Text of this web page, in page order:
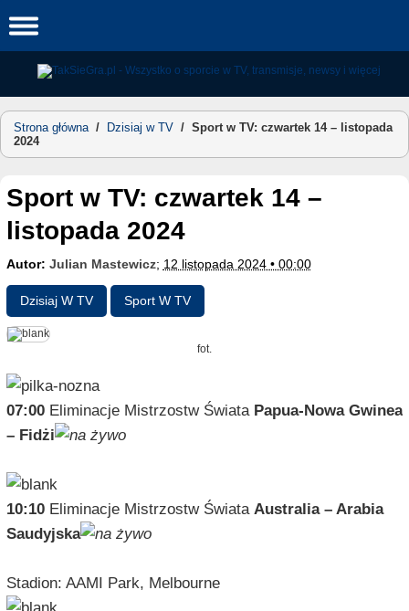
to
Strona główna/ Dzisiaj w TV / Sport w TV: czwartek 14 – listopada
2024
Sport w TV: czwartek 14 –
listopada 2024
Autor: Julian Mastewicz; 12 listopada 2024 • 00:00
Dzisiaj W TV Sport W TV
fot.
07:00Eliminacje Mistrzostw Świata Papua-Nowa Gwinea
– Fidżi
10:10Eliminacje Mistrzostw Świata Australia – Arabia
Saudyjska
Stadion: AAMI Park, Melbourne